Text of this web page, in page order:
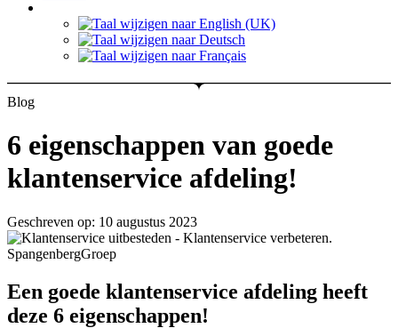
Blog
6 eigenschappen van goede
klantenservice afdeling!
Geschreven op: 10 augustus 2023
Een goede klantenservice afdeling heeft
deze 6 eigenschappen!